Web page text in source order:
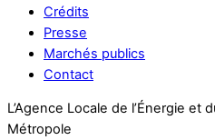
Crédits
Presse
Marchés publics
Contact
L’Agence Locale de l’Énergie et
Métropole